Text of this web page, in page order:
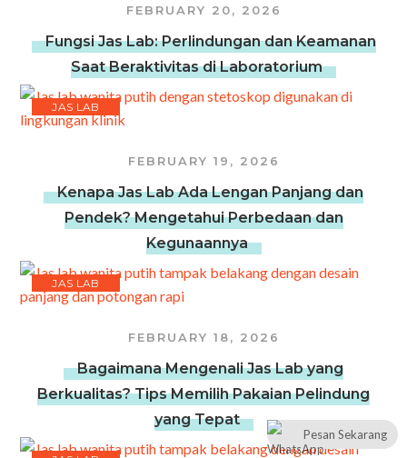
FEBRUARY 20, 2026
Fungsi Jas Lab: Perlindungan dan Keamanan
Saat Beraktivitas di Laboratorium
JAS LAB
FEBRUARY 19, 2026
Kenapa Jas Lab Ada Lengan Panjang dan
Pendek? Mengetahui Perbedaan dan
Kegunaannya
JAS LAB
FEBRUARY 18, 2026
Bagaimana Mengenali Jas Lab yang
Berkualitas? Tips Memilih Pakaian Pelindung
yang Tepat
Pesan Sekarang